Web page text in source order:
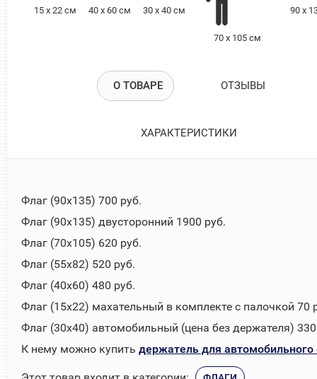
15 х 22 см 40 х 60 см 30 х 40 см
70 х 105 см
90 х
О ТОВАРЕ ОТЗЫВЫ
ХАРАКТЕРИСТИКИ
Флаг (90х135) 700 руб.
Флаг (90х135) двусторонний 1900 руб.
Флаг (70х105) 620 руб.
Флаг (55х82) 520 руб.
Флаг (40х60) 480 руб.
Флаг (15х22) махательный в комплекте с палочкой 70
Флаг (30х40) автомобильный (цена без держателя)
К нему можно купить держатель для автомобильного